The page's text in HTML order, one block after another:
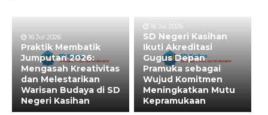
16 Jul 2026
Praktik Membatik
Jumputan 2026:
Mengasah Kreativitas
dan Melestarikan
Warisan Budaya di SD
Negeri Kasihan
16 Jul 2026
SD Negeri Kasihan
Ikuti Akreditasi
Gugus Depan
Pramuka sebagai
Wujud Komitmen
Meningkatkan Mutu
Kepramukaan